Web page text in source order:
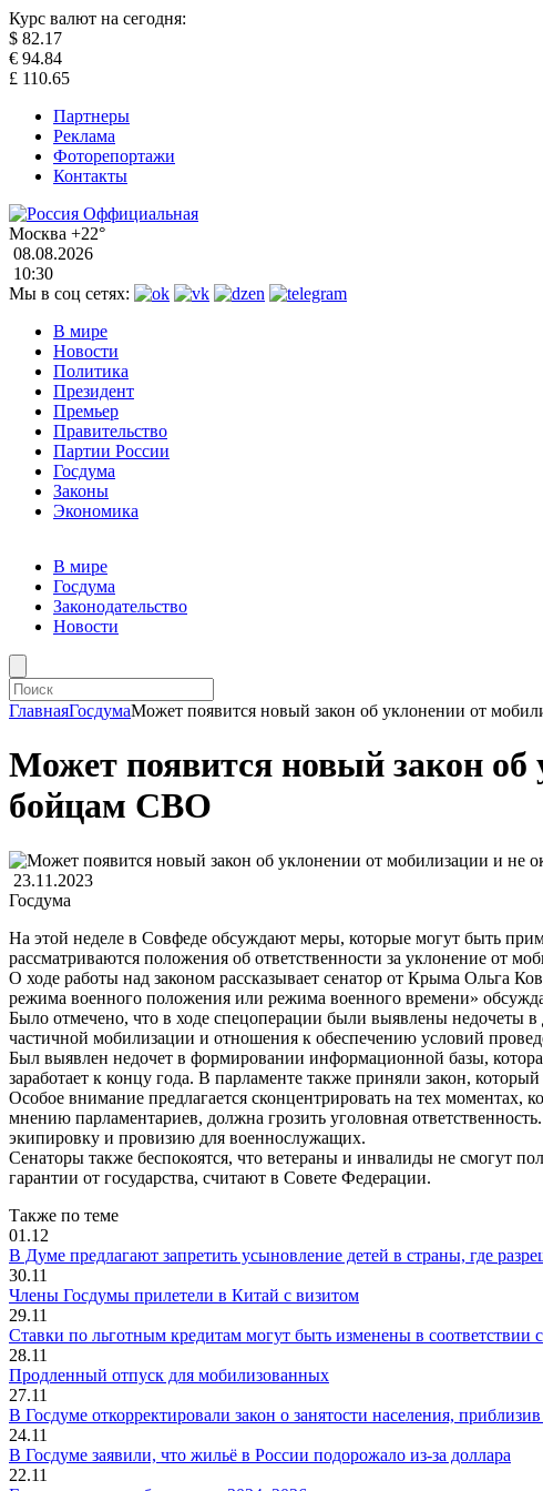
Курс валют на сегодня:
$ 82.17
€ 94.84
£ 110.65
Партнеры
Реклама
Фоторепортажи
Контакты
Москва +22°
08.08.2026
10:30
Мы в соц сетях:
В мире
Новости
Политика
Президент
Премьер
Правительство
Партии России
Госдума
Законы
Экономика
В мире
Госдума
Законодательство
Новости
ГлавнаяГосдумаМожет появится новый закон об уклонении от
Может появится новый закон об
бойцам СВО
23.11.2023
Госдума
На этой неделе в Совфеде обсуждают меры, которые могут быть
рассматриваются положения об ответственности за уклонение от
О ходе работы над законом рассказывает сенатор от Крыма Ольга
режима военного положения или режима военного времени»
Было отмечено, что в ходе спецоперации были выявлены недочеты
частичной мобилизации и отношения к обеспечению условий
Был выявлен недочет в формировании информационной базы,
заработает к концу года. В парламенте также приняли закон,
Особое внимание предлагается сконцентрировать на тех
мнению парламентариев, должна грозить уголовная
экипировку и провизию для военнослужащих.
Сенаторы также беспокоятся, что ветераны и инвалиды не смогут
гарантии от государства, считают в Совете Федерации.
Также по теме
01.12
В Думе предлагают запретить усыновление детей в страны, где
30.11
Члены Госдумы прилетели в Китай с визитом
29.11
Ставки по льготным кредитам могут быть изменены в соответствии
28.11
Продленный отпуск для мобилизованных
27.11
В Госдуме откорректировали закон о занятости населения,
24.11
В Госдуме заявили, что жильё в России подорожало из-за доллара
22.11